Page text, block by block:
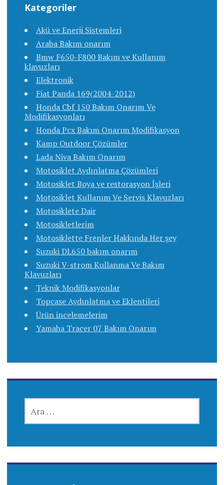
Kategoriler
Akü ve Enerji Sistemleri
Araba Bakım onarım
Bmw F650-F800 Bakım ve Kullanım
klavuzları
Elektronik
Fiat Panda 169(2004-2012)
Honda Cbf 150 Bakım Onarım Ve
Modifikasyonları
Honda Pcx Bakım Onarım Modifikasyon
Kamp Outdoor Çözümler
Lada Niva Bakım Onarım
Motosiklet Aydınlatma Çözümleri
Motosiklet Boya ve restorasyon İşleri
Motosiklet Kullanım Ve Servis Klavuzları
Motosiklete Dair
Motosikletlerim
Motosiklette Frenler Hakkında Her şey
Suzuki DL650 bakım onarım
Suzuki V-strom Kullanma Ve Bakım
Klavuzları
Teknik Modifikasyonlar
Topcase Aydınlatma ve Eklentileri
Ürün incelemelerim
Yamaha Tracer 07 Bakım Onarım